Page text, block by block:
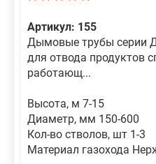
Артикул: 155
Дымовые трубы серии
для отвода продуктов
работающ...
Высота, м 7-15
Диаметр, мм 150-600
Кол-во стволов, шт 1-3
Материал газохода